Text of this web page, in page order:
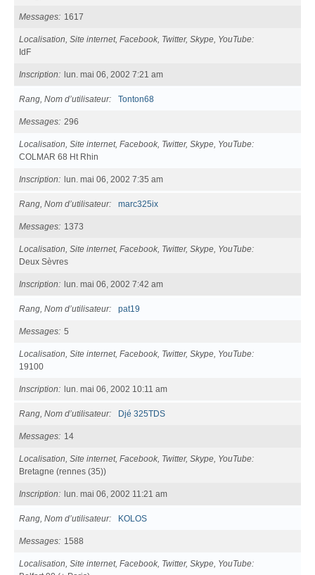
Messages 1617
Localisation, Site internet, Facebook, Twitter, Skype, YouTube
IdF
Inscription lun. mai 06, 2002 7:21 am
Rang, Nom d’utilisateur Tonton68
Messages 296
Localisation, Site internet, Facebook, Twitter, Skype, YouTube
COLMAR 68 Ht Rhin
Inscription lun. mai 06, 2002 7:35 am
Rang, Nom d’utilisateur marc325ix
Messages 1373
Localisation, Site internet, Facebook, Twitter, Skype, YouTube
Deux Sèvres
Inscription lun. mai 06, 2002 7:42 am
Rang, Nom d’utilisateur pat19
Messages 5
Localisation, Site internet, Facebook, Twitter, Skype, YouTube
19100
Inscription lun. mai 06, 2002 10:11 am
Rang, Nom d’utilisateur Djé 325TDS
Messages 14
Localisation, Site internet, Facebook, Twitter, Skype, YouTube
Bretagne (rennes (35))
Inscription lun. mai 06, 2002 11:21 am
Rang, Nom d’utilisateur KOLOS
Messages 1588
Localisation, Site internet, Facebook, Twitter, Skype, YouTube